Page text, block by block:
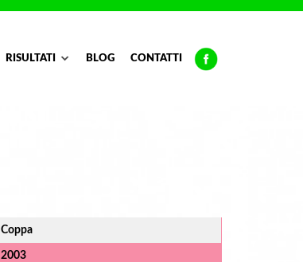
RISULTATI BLOG CONTATTI
Coppa
2003